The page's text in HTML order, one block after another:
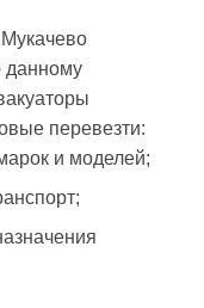
данному
перевезти:
и моделей;